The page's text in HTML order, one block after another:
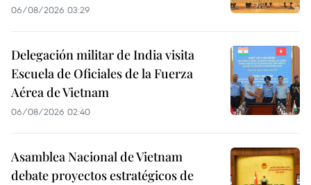
06/08/2026 03:29
Delegación militar de India visita
Escuela de Oficiales de la Fuerza
Aérea de Vietnam
06/08/2026 02:40
Asamblea Nacional de Vietnam
debate proyectos estratégicos de